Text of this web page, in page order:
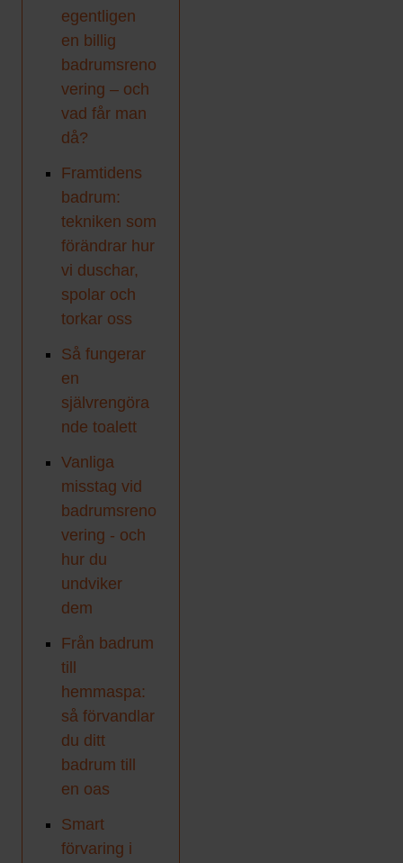
egentligen
en billig
badrumsreno
vering – och
vad får man
då?
Framtidens
badrum:
tekniken som
förändrar hur
vi duschar,
spolar och
torkar oss
Så fungerar
en
självrengöra
nde toalett
Vanliga
misstag vid
badrumsreno
vering - och
hur du
undviker
dem
Från badrum
till
hemmaspa:
så förvandlar
du ditt
badrum till
en oas
Smart
förvaring i